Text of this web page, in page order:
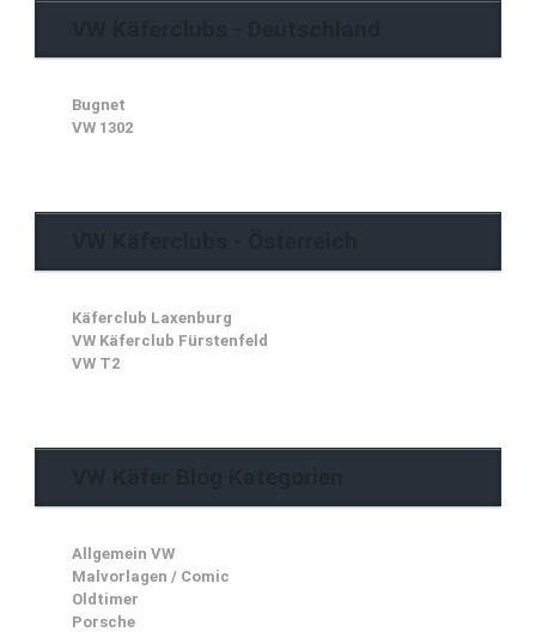
Bugnet
VW 1302
Käferclub Laxenburg
VW Käferclub Fürstenfeld
VW T2
Allgemein VW
Malvorlagen / Comic
Oldtimer
Porsche